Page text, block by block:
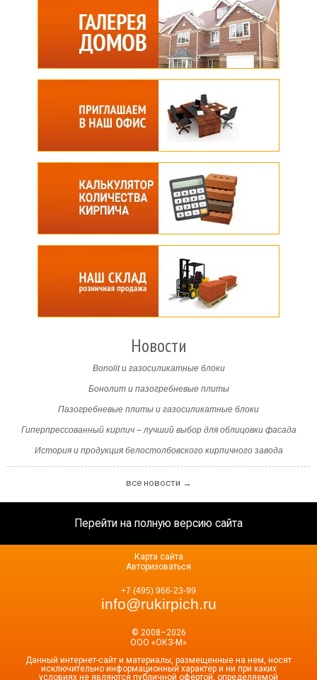
Новости
Bonolit и газосиликатные блоки
Бонолит и пазогребневые плиты
Пазогребневые плиты и газосиликатные блоки
Гиперпрессованный кирпич – лучший выбор для облицовки фасада
История и продукция белостолбовского кирпичного завода
все новости →
Перейти на полную версию сайта
© 2008–2026
ООО «ОКЗ-М»
Данный интернет-сайт и материалы, размещенные на нем, носят
исключительно информационный характер и ни при каких
условиях не являются публичной офертой, определяемой
+7 (495) 966-23-99
info@rukirpich.ru
Карта сайта
Авторизоваться